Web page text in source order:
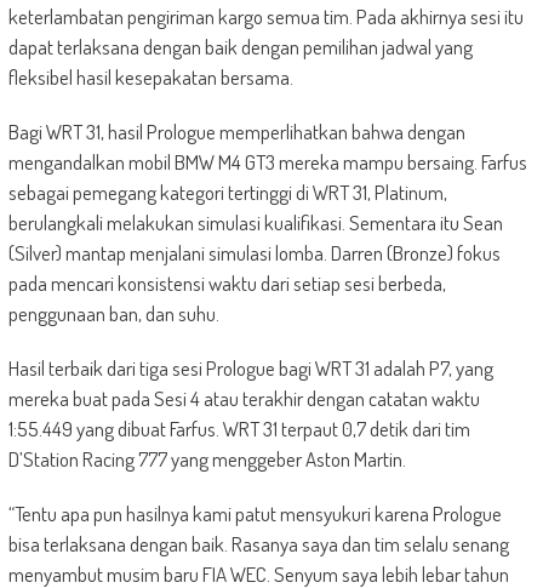
keterlambatan pengiriman kargo semua tim. Pada akhirnya sesi itu
dapat terlaksana dengan baik dengan pemilihan jadwal yang
fleksibel hasil kesepakatan bersama.
Bagi WRT 31, hasil Prologue memperlihatkan bahwa dengan
mengandalkan mobil BMW M4 GT3 mereka mampu bersaing. Farfus
sebagai pemegang kategori tertinggi di WRT 31, Platinum,
berulangkali melakukan simulasi kualifikasi. Sementara itu Sean
(Silver) mantap menjalani simulasi lomba. Darren (Bronze) fokus
pada mencari konsistensi waktu dari setiap sesi berbeda,
penggunaan ban, dan suhu.
Hasil terbaik dari tiga sesi Prologue bagi WRT 31 adalah P7, yang
mereka buat pada Sesi 4 atau terakhir dengan catatan waktu
1:55.449 yang dibuat Farfus. WRT 31 terpaut 0,7 detik dari tim
D’Station Racing 777 yang menggeber Aston Martin.
“Tentu apa pun hasilnya kami patut mensyukuri karena Prologue
bisa terlaksana dengan baik. Rasanya saya dan tim selalu senang
menyambut musim baru FIA WEC. Senyum saya lebih lebar tahun